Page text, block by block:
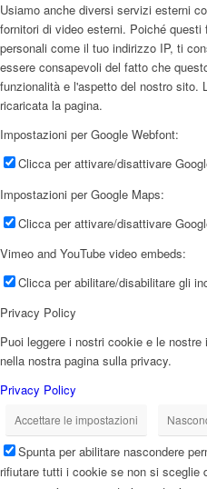
Usiamo anche diversi servizi esterni
fornitori di video esterni. Poiché
personali come il tuo indirizzo IP, ti
essere consapevoli del fatto che
funzionalità e l'aspetto del nostro sito.
ricaricata la pagina.
Impostazioni per Google Webfont:
Clicca per attivare/disattivare
Impostazioni per Google Maps:
Clicca per attivare/disattivare
Vimeo and YouTube video embeds:
Clicca per abilitare/disabilitare gli
Privacy Policy
Puoi leggere i nostri cookie e le
nella nostra pagina sulla privacy.
Privacy Policy
Accettare le impostazioni
Spunta per abilitare nascondere
rifiutare tutti i cookie se non si sceglie